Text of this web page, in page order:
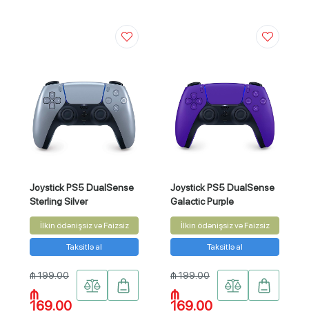
Joystick PS5 DualSense
Sterling Silver
İlkin ödənişsiz və Faizsiz
Taksitlə al
₼ 199.00
₼
169.00
Joystick PS5 DualSense
Galactic Purple
İlkin ödənişsiz və Faizsiz
Taksitlə al
₼ 199.00
₼
169.00